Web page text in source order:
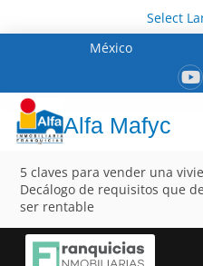
Select
México
Alfa Mafyc
5 claves para vender una
Decálogo de requisitos que
ser rentable